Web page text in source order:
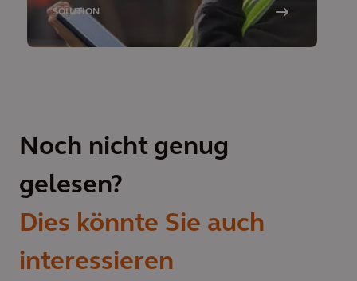
Nachhaltigkeit
SOLUTION
Noch nicht genug
gelesen?
Dies könnte Sie auch
interessieren